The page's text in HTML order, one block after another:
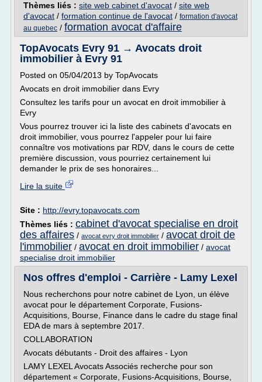
Thèmes liés : site web cabinet d'avocat / site web
d'avocat / formation continue de l'avocat / formation d'avocat
au quebec / formation avocat d'affaire
TopAvocats Evry 91 → Avocats droit
immobilier à Evry 91
Posted on 05/04/2013 by TopAvocats
Avocats en droit immobilier dans Evry
Consultez les tarifs pour un avocat en droit immobilier à
Evry
Vous pourrez trouver ici la liste des cabinets d'avocats en
droit immobilier, vous pourrez l'appeler pour lui faire
connaître vos motivations par RDV, dans le cours de cette
première discussion, vous pourriez certainement lui
demander le prix de ses honoraires...
Lire la suite
Site : http://evry.topavocats.com
Thèmes liés : cabinet d'avocat specialise en droit
des affaires / avocat evry droit immobilier / avocat droit de
l'immobilier / avocat en droit immobilier / avocat
specialise droit immobilier
Nos offres d'emploi - Carrière - Lamy Lexel
Nous recherchons pour notre cabinet de Lyon, un élève
avocat pour le département Corporate, Fusions-
Acquisitions, Bourse, Finance dans le cadre du stage final
EDA de mars à septembre 2017.
COLLABORATION
Avocats débutants - Droit des affaires - Lyon
LAMY LEXEL Avocats Associés recherche pour son
département « Corporate, Fusions-Acquisitions, Bourse,